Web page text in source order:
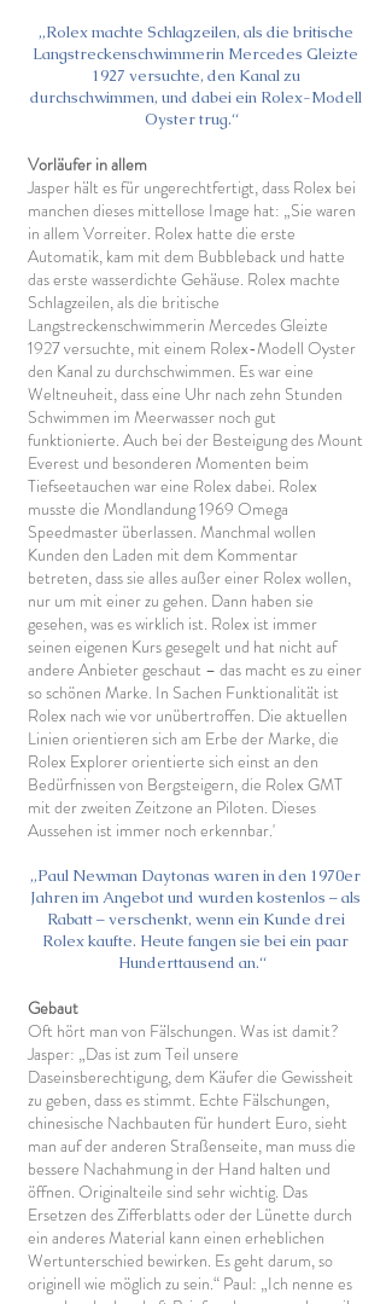
„Rolex machte Schlagzeilen, als die britische
Langstreckenschwimmerin Mercedes Gleizte
1927 versuchte, den Kanal zu
durchschwimmen, und dabei ein Rolex-Modell
Oyster trug.“
Vorläufer in allem
Jasper hält es für ungerechtfertigt, dass Rolex bei
manchen dieses mittellose Image hat: „Sie waren
in allem Vorreiter. Rolex hatte die erste
Automatik, kam mit dem Bubbleback und hatte
das erste wasserdichte Gehäuse. Rolex machte
Schlagzeilen, als die britische
Langstreckenschwimmerin Mercedes Gleizte
1927 versuchte, mit einem Rolex-Modell Oyster
den Kanal zu durchschwimmen. Es war eine
Weltneuheit, dass eine Uhr nach zehn Stunden
Schwimmen im Meerwasser noch gut
funktionierte. Auch bei der Besteigung des Mount
Everest und besonderen Momenten beim
Tiefseetauchen war eine Rolex dabei. Rolex
musste die Mondlandung 1969 Omega
Speedmaster überlassen. Manchmal wollen
Kunden den Laden mit dem Kommentar
betreten, dass sie alles außer einer Rolex wollen,
nur um mit einer zu gehen. Dann haben sie
gesehen, was es wirklich ist. Rolex ist immer
seinen eigenen Kurs gesegelt und hat nicht auf
andere Anbieter geschaut – das macht es zu einer
so schönen Marke. In Sachen Funktionalität ist
Rolex nach wie vor unübertroffen. Die aktuellen
Linien orientieren sich am Erbe der Marke, die
Rolex Explorer orientierte sich einst an den
Bedürfnissen von Bergsteigern, die Rolex GMT
mit der zweiten Zeitzone an Piloten. Dieses
Aussehen ist immer noch erkennbar.'
„Paul Newman Daytonas waren in den 1970er
Jahren im Angebot und wurden kostenlos – als
Rabatt – verschenkt, wenn ein Kunde drei
Rolex kaufte. Heute fangen sie bei ein paar
Hunderttausend an.“
Gebaut
Oft hört man von Fälschungen. Was ist damit?
Jasper: „Das ist zum Teil unsere
Daseinsberechtigung, dem Käufer die Gewissheit
zu geben, dass es stimmt. Echte Fälschungen,
chinesische Nachbauten für hundert Euro, sieht
man auf der anderen Straßenseite, man muss die
bessere Nachahmung in der Hand halten und
öffnen. Originalteile sind sehr wichtig. Das
Ersetzen des Zifferblatts oder der Lünette durch
ein anderes Material kann einen erheblichen
Wertunterschied bewirken. Es geht darum, so
originell wie möglich zu sein.“ Paul: „Ich nenne es